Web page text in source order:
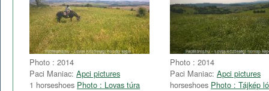
Photo : 2014
Paci Maniac: Apci pictures
1 horseshoes Photo : Lovas túra
Photo : 2014
Paci Maniac: Apci pictures
horseshoes Photo : Tájkép